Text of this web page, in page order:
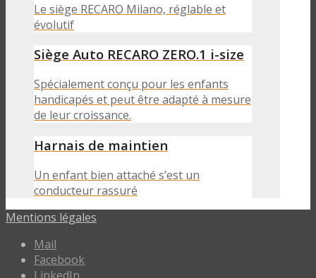
Le siège RECARO Milano, réglable et
évolutif
Siège Auto RECARO ZERO.1 i-size
Spécialement conçu pour les enfants
handicapés et peut être adapté à mesure
de leur croissance.
Harnais de maintien
Un enfant bien attaché s’est un
conducteur rassuré
Mentions légales
Mail
Facebook
LinkedIn